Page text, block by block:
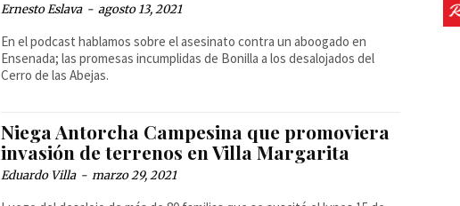
Ernesto Eslava - agosto 13, 2021
En el podcast hablamos sobre el asesinato contra un aboogado en
Ensenada; las promesas incumplidas de Bonilla a los desalojados del
Cerro de las Abejas.
Niega Antorcha Campesina que promoviera
invasión de terrenos en Villa Margarita
Eduardo Villa - marzo 29, 2021